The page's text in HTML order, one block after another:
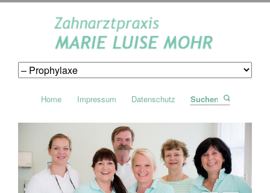
Navigation
Home Impressum Datenschutz